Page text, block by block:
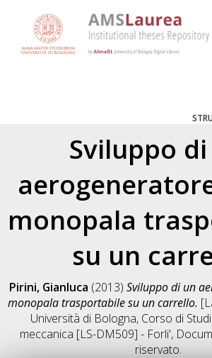
Sviluppo
monopala
su un
Pirini, Gianluca (2013)Sviluppo di un
monopala trasportabile su un carrello.
Università di Bologna, Corso di
meccanica [LS-DM509] - Forli',
riservato.